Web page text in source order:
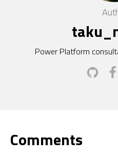
Power Platform
Comments